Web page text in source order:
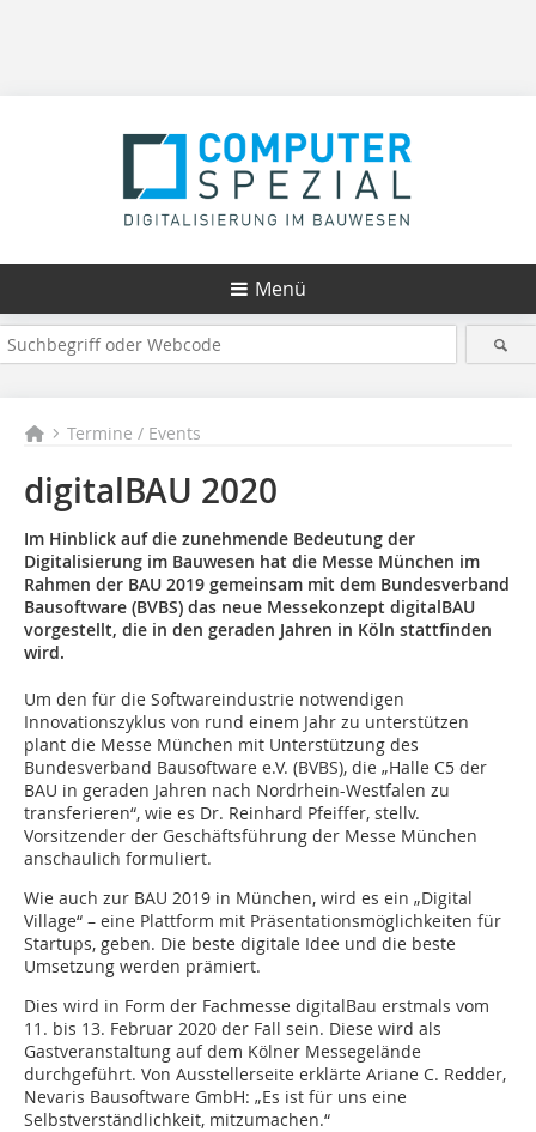
Menü
Termine / Events
digitalBAU 2020
Im Hinblick auf die zunehmende Bedeutung der
Digitalisierung im Bauwesen hat die Messe München im
Rahmen der BAU 2019 gemeinsam mit dem Bundesverband
Bausoftware (BVBS) das neue Messekonzept digitalBAU
vorgestellt, die in den geraden Jahren in Köln stattfinden
wird.
Um den für die Softwareindustrie notwendigen
Innovationszyklus von rund einem Jahr zu unterstützen
plant die Messe München mit Unterstützung des
Bundesverband Bausoftware e.V. (BVBS), die „Halle C5 der
BAU in geraden Jahren nach Nordrhein-Westfalen zu
transferieren“, wie es Dr. Reinhard Pfeiffer, stellv.
Vorsitzender der Geschäftsführung der Messe München
anschaulich formuliert.
Wie auch zur BAU 2019 in München, wird es ein „Digital
Village“ – eine Plattform mit Präsentationsmöglichkeiten für
Startups, geben. Die beste digitale Idee und die beste
Umsetzung werden prämiert.
Dies wird in Form der Fachmesse digitalBau erstmals vom
11. bis 13. Februar 2020 der Fall sein. Diese wird als
Gastveranstaltung auf dem Kölner Messegelände
durchgeführt. Von Ausstellerseite erklärte Ariane C. Redder,
Nevaris Bausoftware GmbH: „Es ist für uns eine
Selbstverständlichkeit, mitzumachen.“